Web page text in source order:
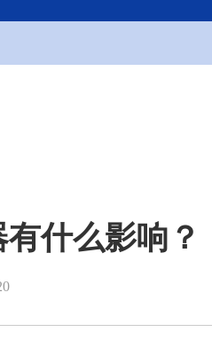
什么影响？